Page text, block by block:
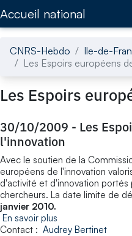
Accueil national
CNRS-Hebdo Ile-de-
Les Espoirs européens
Les Espoirs
30/10/2009 - Les
l'innovation
Avec le soutien de la
européens de l'innovation
d'activité et d'innovation
chercheurs. La date limite de
janvier 2010.
En savoir plus
Contact : Audrey Bertinet